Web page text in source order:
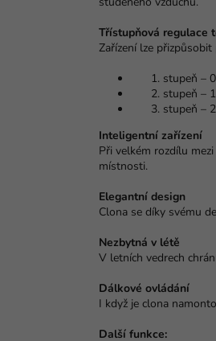
Třístupňová regulace
Zařízení lze
stupeň –
stupeň –
stupeň –
Inteligentní zařízení
Při velkém rozdílu
místnosti.
Elegantní design
Clona se díky svému
Nezbytná v létě
V letních vedrech
Dálkové ovládání
I když je clona
Další funkce: